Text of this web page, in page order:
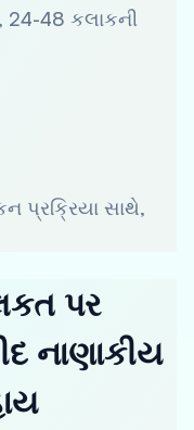
24-48 કલાકની
પ્રક્રિયા સાથે,
પર
નાણાકીય